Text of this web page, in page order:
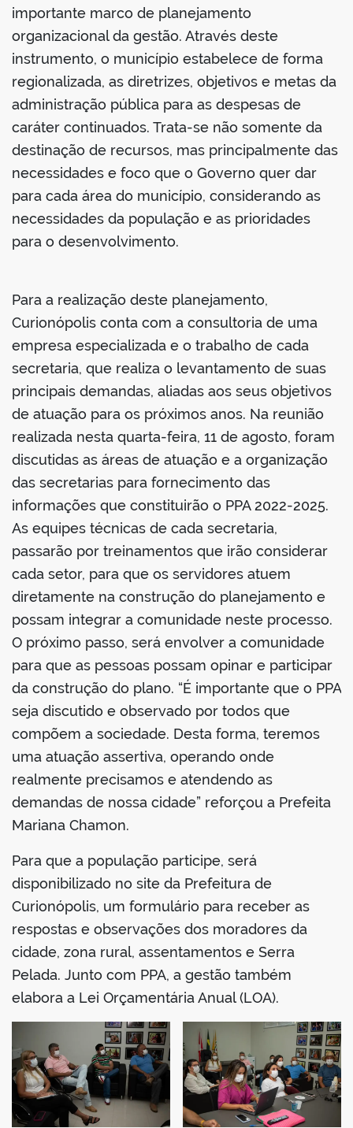
importante marco de planejamento
organizacional da gestão. Através deste
instrumento, o município estabelece de forma
regionalizada, as diretrizes, objetivos e metas da
administração pública para as despesas de
caráter continuados. Trata-se não somente da
destinação de recursos, mas principalmente das
necessidades e foco que o Governo quer dar
para cada área do município, considerando as
necessidades da população e as prioridades
para o desenvolvimento.
Para a realização deste planejamento,
Curionópolis conta com a consultoria de uma
empresa especializada e o trabalho de cada
secretaria, que realiza o levantamento de suas
principais demandas, aliadas aos seus objetivos
de atuação para os próximos anos. Na reunião
realizada nesta quarta-feira, 11 de agosto, foram
discutidas as áreas de atuação e a organização
das secretarias para fornecimento das
informações que constituirão o PPA 2022-2025.
As equipes técnicas de cada secretaria,
passarão por treinamentos que irão considerar
cada setor, para que os servidores atuem
diretamente na construção do planejamento e
possam integrar a comunidade neste processo.
O próximo passo, será envolver a comunidade
para que as pessoas possam opinar e participar
da construção do plano. “É importante que o PPA
seja discutido e observado por todos que
compõem a sociedade. Desta forma, teremos
uma atuação assertiva, operando onde
realmente precisamos e atendendo as
demandas de nossa cidade” reforçou a Prefeita
Mariana Chamon.
Para que a população participe, será
disponibilizado no site da Prefeitura de
Curionópolis, um formulário para receber as
respostas e observações dos moradores da
cidade, zona rural, assentamentos e Serra
Pelada. Junto com PPA, a gestão também
elabora a Lei Orçamentária Anual (LOA).